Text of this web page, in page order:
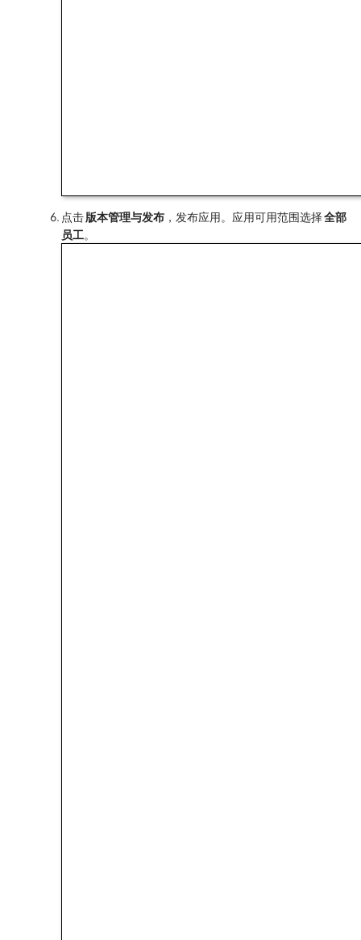
点击版本管理与发布 ，发布应用。应用可用范围选择全部
员工